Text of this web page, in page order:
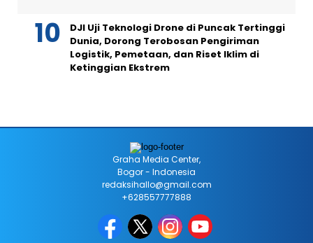
DJI Uji Teknologi Drone di Puncak Tertinggi
Dunia, Dorong Terobosan Pengiriman
Logistik, Pemetaan, dan Riset Iklim di
Ketinggian Ekstrem
Graha Media Center,
Bogor - Indonesia
redaksihallo@gmail.com
+628557777888